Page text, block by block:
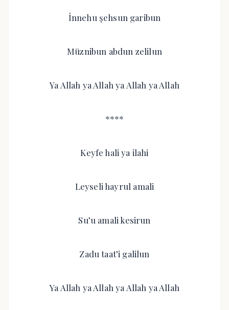
İnnehu şehsun garibun
Müznibun abdun zelilun
Ya Allah ya Allah ya Allah ya Allah
****
Keyfe hali ya ilahi
Leyseli hayrul amali
Su’u amali kesirun
Zadu taat’i galilun
Ya Allah ya Allah ya Allah ya Allah